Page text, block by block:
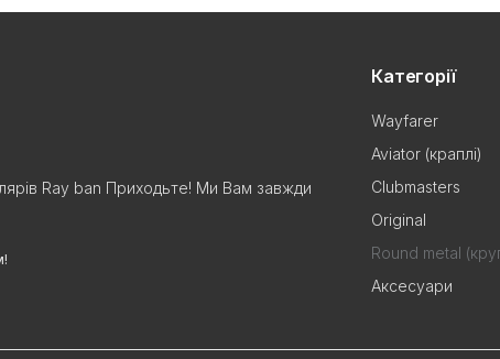
Ray ban Приходьте! Ми Вам завжди
Категорії
Wayfarer
Aviator (краплі)
Clubmasters
Original
Round metal
Аксесуари